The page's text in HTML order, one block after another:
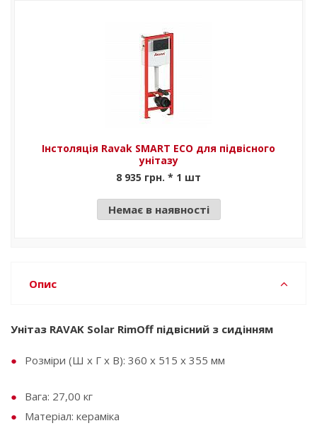
Інстоляція Ravak SMART ECO для підвісного
унітазу
8 935 грн. * 1 шт
Немає в наявності
Опис
Унітаз RAVAK Solar RimOff підвісний з сидінням
Розміри (Ш x Г x В): 360 x 515 x 355 мм
Вага: 27,00 кг
Матеріал: кераміка